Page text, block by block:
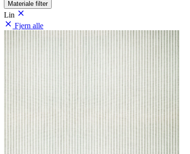
Materiale filter
Lin
Fjern alle